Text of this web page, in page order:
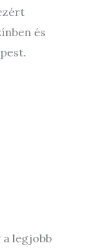
és
a legjobb